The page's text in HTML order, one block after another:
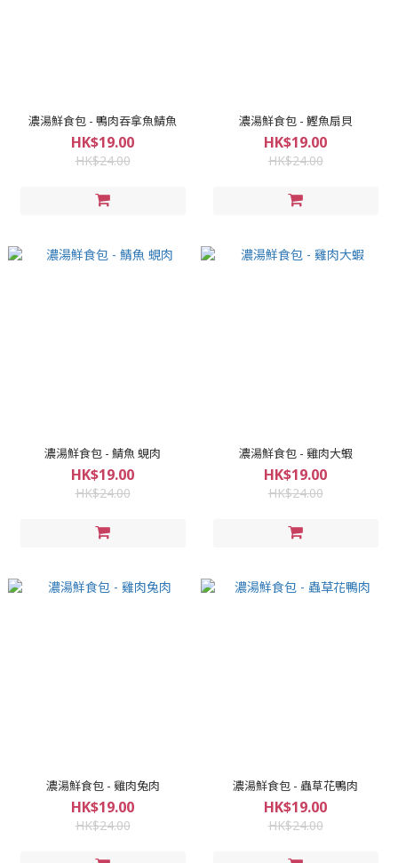
濃湯鮮食包 - 鴨肉吞拿魚鯖魚
HK$19.00
HK$24.00
濃湯鮮食包 - 鰹魚扇貝
HK$19.00
HK$24.00
濃湯鮮食包 - 鯖魚 蜆肉
HK$19.00
HK$24.00
濃湯鮮食包 - 雞肉大蝦
HK$19.00
HK$24.00
濃湯鮮食包 - 雞肉兔肉
HK$19.00
HK$24.00
濃湯鮮食包 - 蟲草花鴨肉
HK$19.00
HK$24.00